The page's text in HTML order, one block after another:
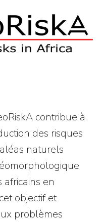
contribue à
des risques
naturels
en
objectif et
problèmes